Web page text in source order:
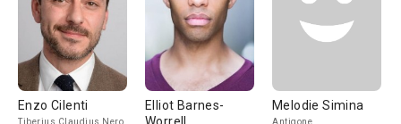
Enzo Cilenti
Tiberius Claudius Nero
Elliot Barnes-
Melodie Simina
Antigone